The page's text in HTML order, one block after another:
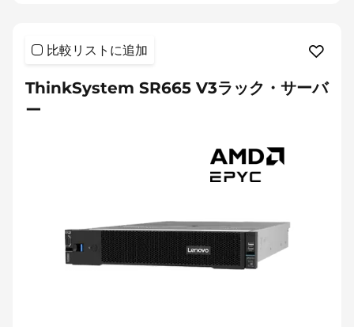
比較リストに追加
ThinkSystem SR665 V3ラック・サーバ
ー